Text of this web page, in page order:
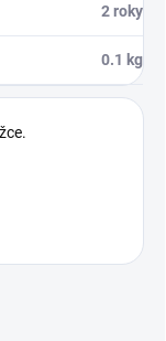
2 roky
0.1 kg